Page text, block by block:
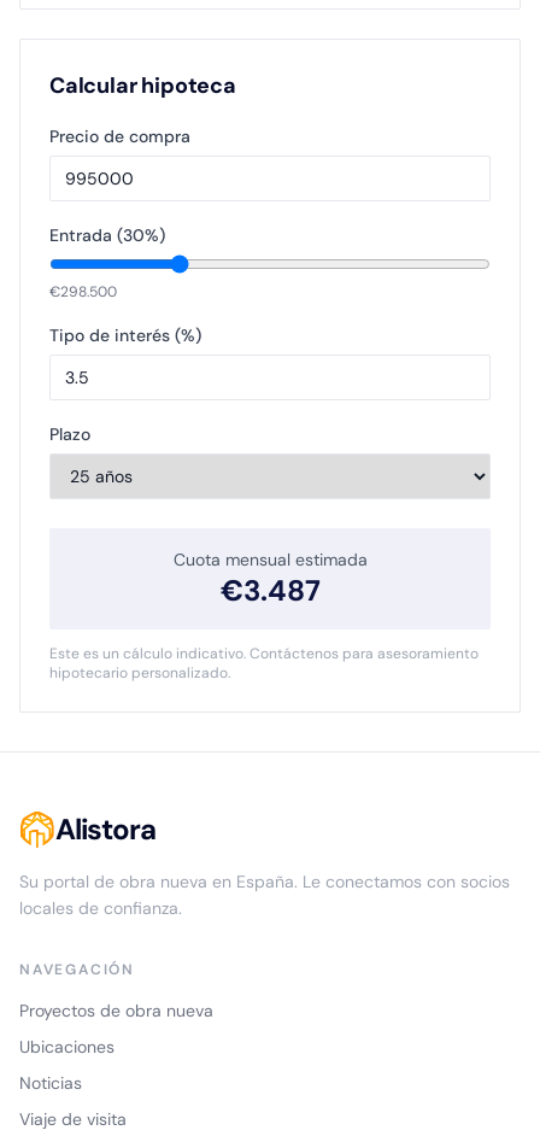
Calcular hipoteca
Precio de compra
Entrada (30%)
€298.500
Tipo de interés (%)
Plazo
Cuota mensual estimada
€3.487
Este es un cálculo indicativo. Contáctenos para asesoramiento
hipotecario personalizado.
Alistora
Su portal de obra nueva en España. Le conectamos con socios
locales de confianza.
NAVEGACIÓN
Proyectos de obra nueva
Ubicaciones
Noticias
Viaje de visita